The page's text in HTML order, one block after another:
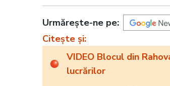
Urmărește-ne pe:
Citește și:
VIDEO Blocul din
lucrărilor